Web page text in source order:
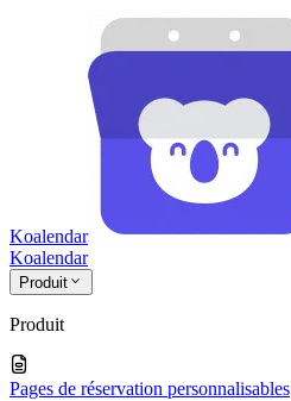
Koalendar
Koalendar
Produit
Produit
Pages de réservation personnalisables